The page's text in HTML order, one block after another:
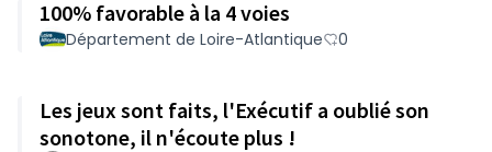
100% favorable à la 4 voies
Département de Loire-Atlantique 0
Les jeux sont faits, l'Exécutif a oublié son
sonotone, il n'écoute plus !